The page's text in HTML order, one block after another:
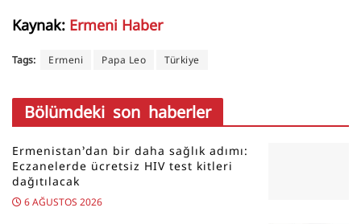
Kaynak: Ermeni Haber
Tags: Ermeni Papa Leo Türkiye
Bölümdeki son haberler
Ermenistan’dan bir daha sağlık adımı:
Eczanelerde ücretsiz HIV test kitleri
dağıtılacak
6 AĞUSTOS 2026